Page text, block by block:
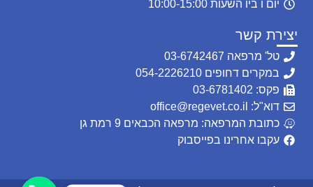
יצירת קשר
טל' מרפאה 03-6742467
במקרים דחופים 054-2226210
פקס: 03-6781402
דוא"ל: office@regevet.co.il
כתובת המרפאה: מרפאה הכבאים 9 רמת גן
עקבו אחרינו בפייסבוק
יום ו ביו השעות 10:00-15:00